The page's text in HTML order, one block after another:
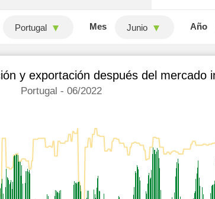
Portugal Mes Junio Año
y exportación después del mercado
Portugal - 06/2022